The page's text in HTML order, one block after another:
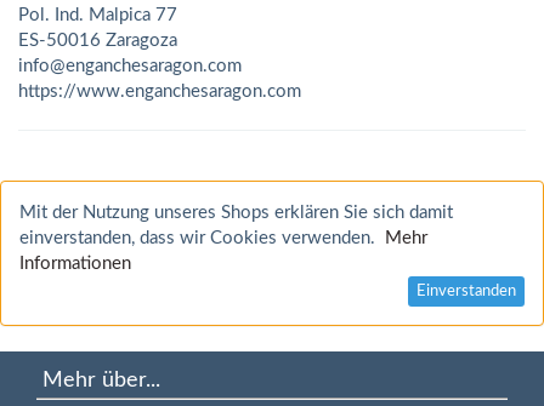
Pol. Ind. Malpica 77
ES-50016 Zaragoza
info@enganchesaragon.com
https://www.enganchesaragon.com
Mit der Nutzung unseres Shops erklären Sie sich damit
einverstanden, dass wir Cookies verwenden.
Mehr
Informationen
Einverstanden
Mehr über...